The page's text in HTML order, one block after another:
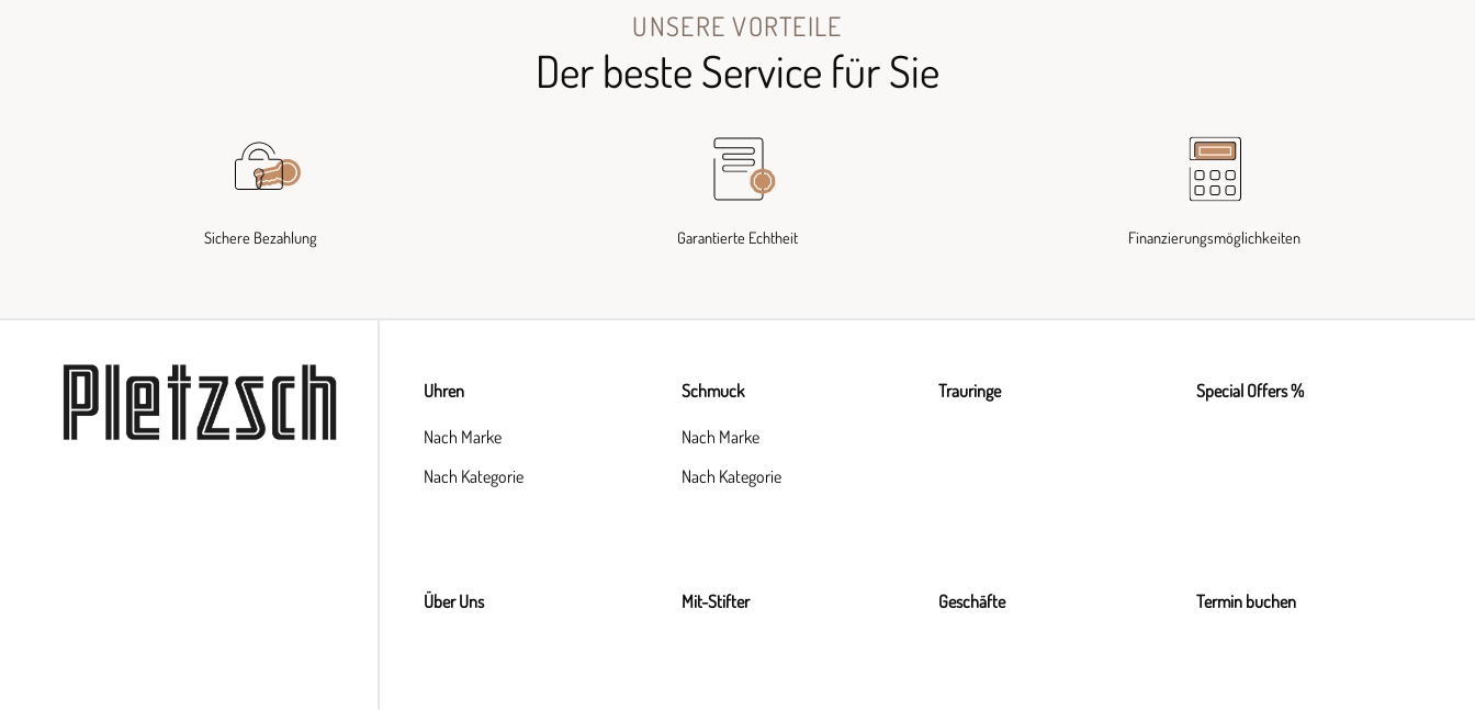
UNSERE VORTEILE
Der beste Service für Sie
Sichere Bezahlung Garantierte Echtheit Finanzierungsmöglichkeiten
Uhren
Nach Marke
Nach Kategorie
Schmuck
Nach Marke
Nach Kategorie
Trauringe Special Offers %
Über Uns Mit-Stifter Geschäfte Termin buchen